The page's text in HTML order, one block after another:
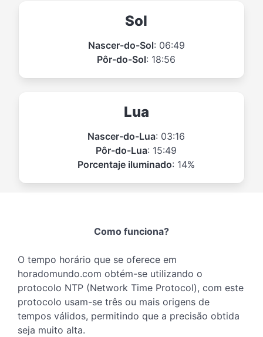
Sol
Nascer-do-Sol: 06:49
Pôr-do-Sol: 18:56
Lua
Nascer-do-Lua: 03:16
Pôr-do-Lua: 15:49
Porcentaje iluminado: 14%
Como funciona?
O tempo horário que se oferece em
horadomundo.com obtém-se utilizando o
protocolo NTP (Network Time Protocol), com este
protocolo usam-se três ou mais origens de
tempos válidos, permitindo que a precisão obtida
seja muito alta.